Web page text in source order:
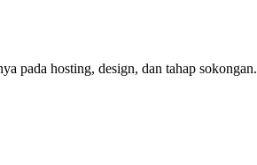
pada hosting, design, dan tahap sokongan.